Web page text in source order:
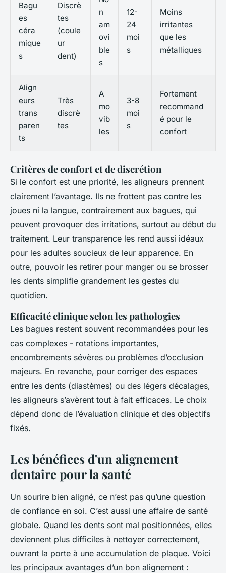
Bagu
es
céra
mique
s
Discrè
tes
(coule
ur
dent)
n
am
ovi
ble
s
12-
24
moi
s
Moins
irritantes
que les
métalliques
Align
eurs
trans
paren
ts
Très
discrè
tes
A
mo
vib
les
3-8
moi
s
Fortement
recommand
é pour le
confort
Critères de confort et de discrétion
Si le confort est une priorité, les aligneurs prennent
clairement l’avantage. Ils ne frottent pas contre les
joues ni la langue, contrairement aux bagues, qui
peuvent provoquer des irritations, surtout au début du
traitement. Leur transparence les rend aussi idéaux
pour les adultes soucieux de leur apparence. En
outre, pouvoir les retirer pour manger ou se brosser
les dents simplifie grandement les gestes du
quotidien.
Efficacité clinique selon les pathologies
Les bagues restent souvent recommandées pour les
cas complexes - rotations importantes,
encombrements sévères ou problèmes d’occlusion
majeurs. En revanche, pour corriger des espaces
entre les dents (diastèmes) ou des légers décalages,
les aligneurs s’avèrent tout à fait efficaces. Le choix
dépend donc de l’évaluation clinique et des objectifs
fixés.
Les bénéfices d'un alignement
dentaire pour la santé
Un sourire bien aligné, ce n’est pas qu’une question
de confiance en soi. C’est aussi une affaire de santé
globale. Quand les dents sont mal positionnées, elles
deviennent plus difficiles à nettoyer correctement,
ouvrant la porte à une accumulation de plaque. Voici
les principaux avantages d’un bon alignement :